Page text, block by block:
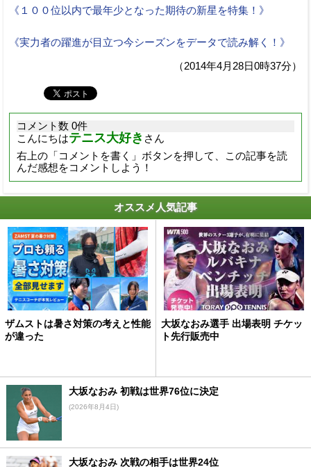
《１００位以内で最年少となった期待の新星を特集！》
《実力者の躍進が目立つ今シーズンをデータで読み解く！》
（2014年4月28日0時37分）
コメント数 0件
こんにちはテニス大好き さん
右上の「コメントを書く」ボタンを押して、この記事を読
んだ感想をコメントしよう！
オススメ人気記事
ザムストは暑さ対策の考えと性能
が違った
大坂なおみ選手 出場表明 チケッ
ト先行販売中
大坂なおみ 初戦は世界76位に決定
(2026年8月4日)
大坂なおみ 次戦の相手は世界24位